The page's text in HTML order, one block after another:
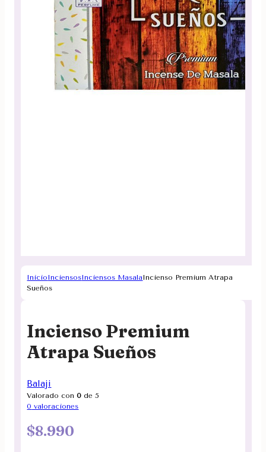
InicioInciensosInciensos MasalaIncienso Premium Atrapa
Sueños
Incienso Premium
Atrapa Sueños
Balaji
Valorado con0 de 5
0 valoraciones
$8.990